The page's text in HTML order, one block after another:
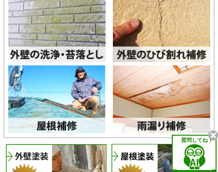
質問してね！